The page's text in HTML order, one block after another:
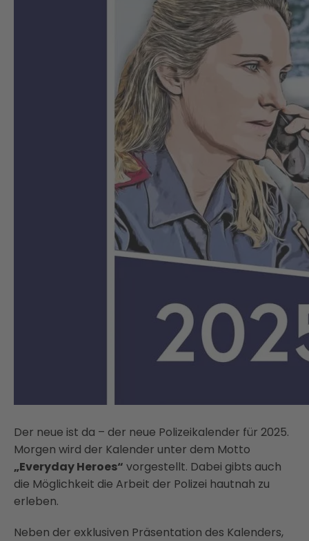
Der neue ist da – der neue Polizeikalender für 2025.
Morgen wird der Kalender unter dem Motto
„Everyday Heroes“ vorgestellt. Dabei gibts auch
die Möglichkeit die Arbeit der Polizei hautnah zu
erleben.
Neben der exklusiven Präsentation des Kalenders,